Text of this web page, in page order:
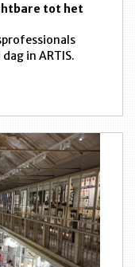
tot het
in ARTIS.